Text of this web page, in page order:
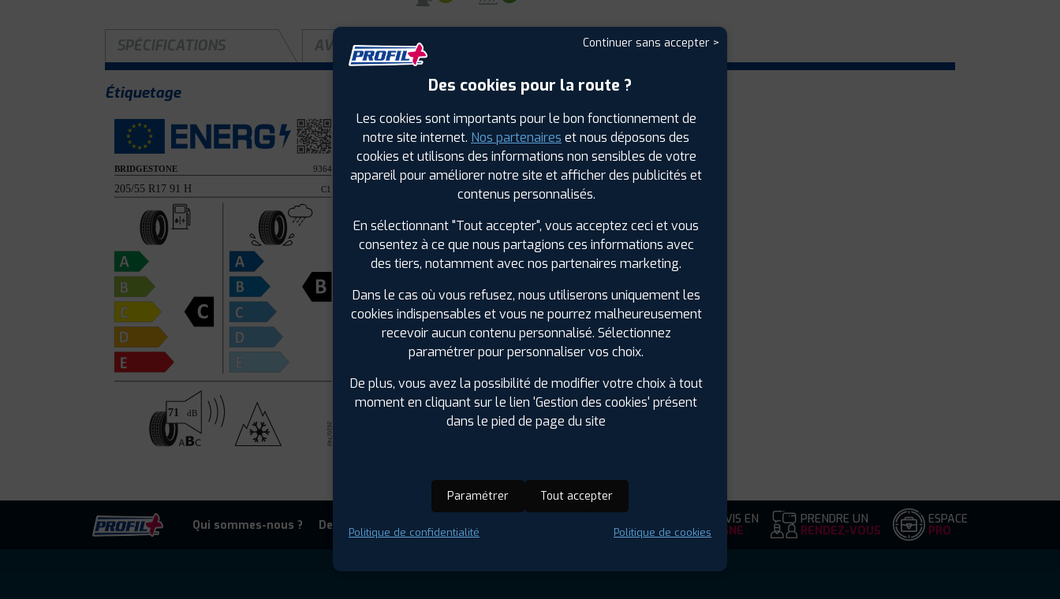
SPÉCIFICATIONS AVIS CLIENTS ÉTIQUETAGE
Étiquetage
Saison :Hiver
Runflat :Non
Largeur :205
Hauteur :55
Vitesse :H
Bruit de roulement externe :71
Résistance au roulement :C
Adhérence sur sol mouillé :B
Code EAN :3286340936415
Qui sommes-nous ? Devenir adherent Offres d'emploi DEVIS EN
LIGNE
PRENDRE UN
RENDEZ-VOUS
ESPACE
PRO
Continuer sans accepter >
Des cookies pour la route ?
Les cookies sont importants pour le bon fonctionnement de
notre site internet. Nos partenaires et nous déposons des
cookies et utilisons des informations non sensibles de votre
appareil pour améliorer notre site et afficher des publicités et
contenus personnalisés.
En sélectionnant "Tout accepter", vous acceptez ceci et vous
consentez à ce que nous partagions ces informations avec
des tiers, notamment avec nos partenaires marketing.
Dans le cas où vous refusez, nous utiliserons uniquement les
cookies indispensables et vous ne pourrez malheureusement
recevoir aucun contenu personnalisé. Sélectionnez
paramétrer pour personnaliser vos choix.
De plus, vous avez la possibilité de modifier votre choix à tout
moment en cliquant sur le lien 'Gestion des cookies' présent
dans le pied de page du site
Paramétrer Tout accepter
Politique de confidentialité Politique de cookies